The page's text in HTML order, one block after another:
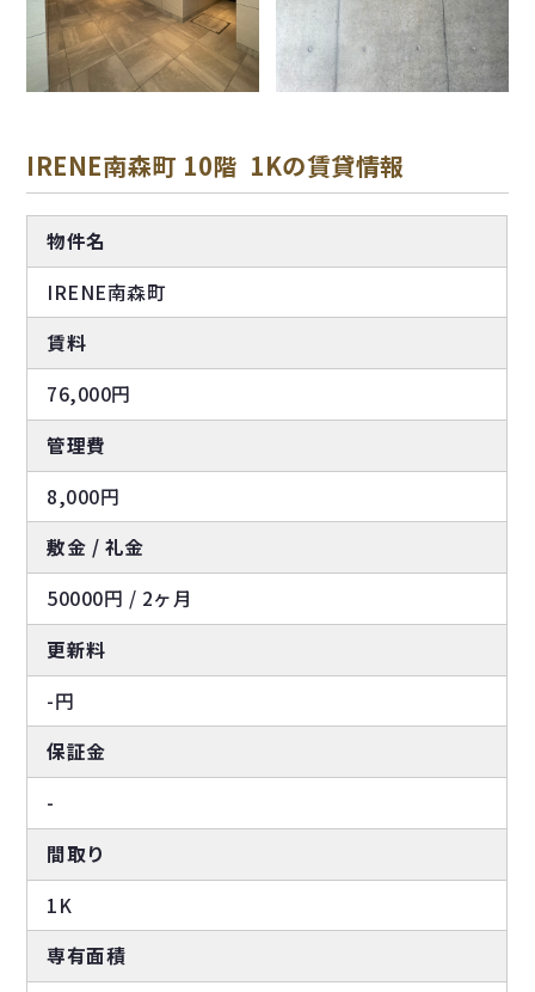
IRENE南森町 10階 1Kの賃貸情報
物件名
IRENE南森町
賃料
76,000円
管理費
8,000円
敷金 / 礼金
50000円 / 2ヶ月
更新料
-円
保証金
-
間取り
1K
専有面積